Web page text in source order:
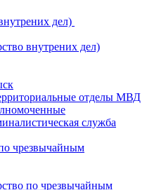
дел)
внутрених дел)
отделы МВД
служба
чрезвычайным
по чрезвычайным